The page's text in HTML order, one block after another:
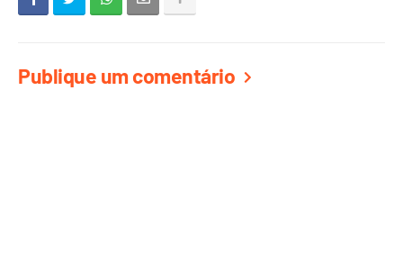
Publique um comentário